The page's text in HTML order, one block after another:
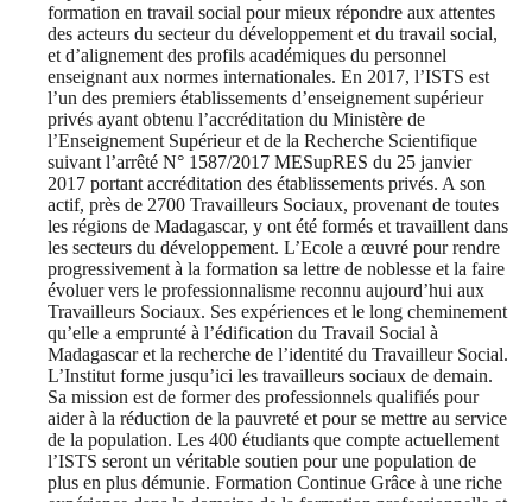
formation en travail social pour mieux répondre aux attentes
des acteurs du secteur du développement et du travail social,
et d’alignement des profils académiques du personnel
enseignant aux normes internationales. En 2017, l’ISTS est
l’un des premiers établissements d’enseignement supérieur
privés ayant obtenu l’accréditation du Ministère de
l’Enseignement Supérieur et de la Recherche Scientifique
suivant l’arrêté N° 1587/2017 MESupRES du 25 janvier
2017 portant accréditation des établissements privés. A son
actif, près de 2700 Travailleurs Sociaux, provenant de toutes
les régions de Madagascar, y ont été formés et travaillent dans
les secteurs du développement. L’Ecole a œuvré pour rendre
progressivement à la formation sa lettre de noblesse et la faire
évoluer vers le professionnalisme reconnu aujourd’hui aux
Travailleurs Sociaux. Ses expériences et le long cheminement
qu’elle a emprunté à l’édification du Travail Social à
Madagascar et la recherche de l’identité du Travailleur Social.
L’Institut forme jusqu’ici les travailleurs sociaux de demain.
Sa mission est de former des professionnels qualifiés pour
aider à la réduction de la pauvreté et pour se mettre au service
de la population. Les 400 étudiants que compte actuellement
l’ISTS seront un véritable soutien pour une population de
plus en plus démunie. Formation Continue Grâce à une riche